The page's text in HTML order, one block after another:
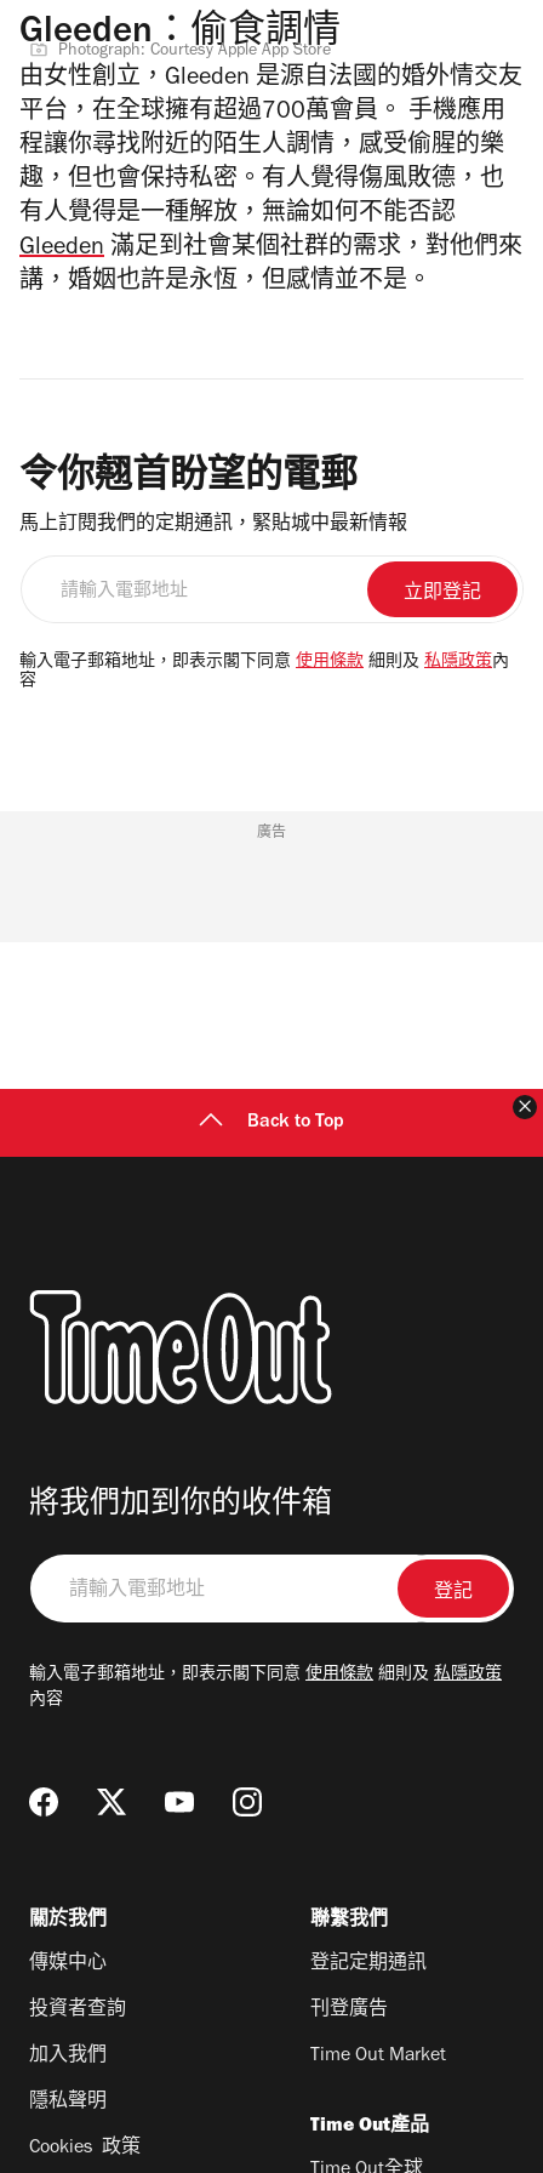
Gleeden：偷食調情
Photograph: Courtesy Apple App Store
由女性創立，Gleeden 是源自法國的婚外情交友
平台，在全球擁有超過700萬會員。 手機應用
程讓你尋找附近的陌生人調情，感受偷腥的樂
趣，但也會保持私密。有人覺得傷風敗德，也
有人覺得是一種解放，無論如何不能否認
Gleeden 滿足到社會某個社群的需求，對他們來
講，婚姻也許是永恆，但感情並不是。
令你翹首盼望的電郵
馬上訂閱我們的定期通訊，緊貼城中最新情報
電
郵
輸入電子郵箱地址，即表示閣下同意 使用條款 細則及 私隱政策內
容
廣告
Back to Top
將我們加到你的收件箱
請
輸
郵
輸入電子郵箱地址，即表示閣下同意 使用條款 細則及 私隱政策
內容
關於我們
傳媒中心
投資者查詢
加入我們
隱私聲明
Cookies 政策
聯繫我們
登記定期通訊
刊登廣告
Time Out Market
Time Out產品